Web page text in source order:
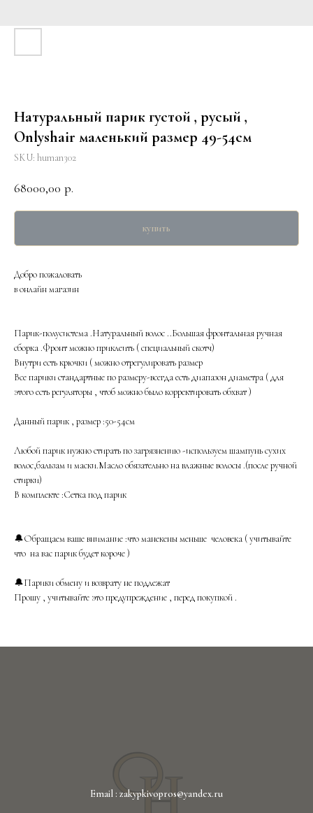
Натуральный парик густой , русый ,
Onlyshair маленький размер 49-54см
SKU: human302
68000,00 р.
купить
Добро пожаловать
в онлайн магазин
Парик-полусистема .Натуральный волос ..Большая фронтальная ручная
сборка .Фронт можно приклеить ( специальный скотч)
Внутри есть крючки ( можно отрегулировать размер
Все парики стандартные по размеру-всегда есть диапазон диаметра ( для
этого есть регуляторы , чтоб можно было корректировать обхват )
Данный парик , размер :50-54см
Любой парик нужно стирать по загрязнению -используем шампунь сухих
волос,бальзам и маски.Масло обязательно на влажные волосы .(после ручной
стирки)
В комплекте :Сетка под парик
🔔Обращаем ваше внимание :что манекены меньше человека ( учитывайте
что на вас парик будет короче )
🔔Парики обмену и возврату не подлежат
Прошу , учитывайте это предупреждение , перед покупкой .
Email : zakypkivopros@yandex.ru